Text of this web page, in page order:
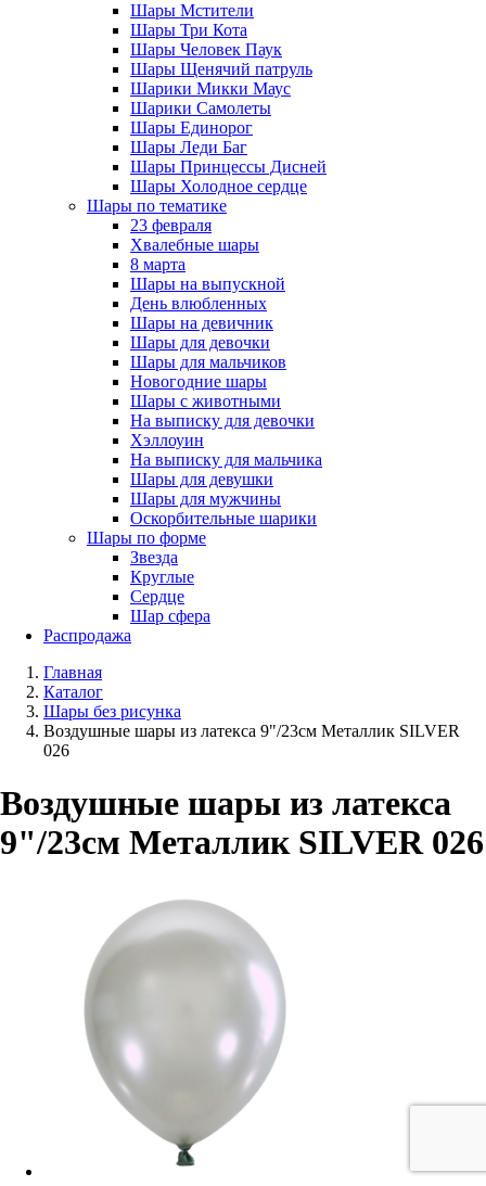
Шары Мстители
Шары Три Кота
Шары Человек Паук
Шары Щенячий патруль
Шарики Микки Маус
Шарики Самолеты
Шары Единорог
Шары Леди Баг
Шары Принцессы Дисней
Шары Холодное сердце
Шары по тематике
23 февраля
Хвалебные шары
8 марта
Шары на выпускной
День влюбленных
Шары на девичник
Шары для девочки
Шары для мальчиков
Новогодние шары
Шары с животными
На выписку для девочки
Хэллоуин
На выписку для мальчика
Шары для девушки
Шары для мужчины
Оскорбительные шарики
Шары по форме
Звезда
Круглые
Сердце
Шар сфера
Распродажа
Главная
Каталог
Шары без рисунка
Воздушные шары из латекса 9"/23см Металлик SILVER
026
Воздушные шары из латекса
9"/23см Металлик SILVER 026